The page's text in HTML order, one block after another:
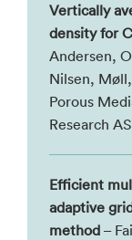
Vertically
density for
Andersen,
Nilsen,
Porous
Research
Efficient
adaptive
method –